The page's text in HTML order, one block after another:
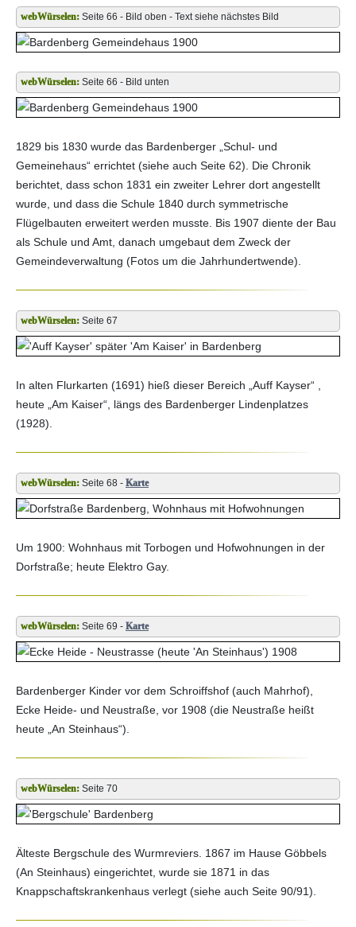
Seite 66 - Bild oben - Text siehe nächstes Bild
Seite 66 - Bild unten
1829 bis 1830 wurde das Bardenberger „Schul- und
Gemeinehaus“ errichtet (siehe auch Seite 62). Die Chronik
berichtet, dass schon 1831 ein zweiter Lehrer dort angestellt
wurde, und dass die Schule 1840 durch symmetrische
Flügelbauten erweitert werden musste. Bis 1907 diente der Bau
als Schule und Amt, danach umgebaut dem Zweck der
Gemeindeverwaltung (Fotos um die Jahrhundertwende).
Seite 67
In alten Flurkarten (1691) hieß dieser Bereich „Auff Kayser“ ,
heute „Am Kaiser“, längs des Bardenberger Lindenplatzes
(1928).
Seite 68 - Karte
Um 1900: Wohnhaus mit Torbogen und Hofwohnungen in der
Dorfstraße; heute Elektro Gay.
Seite 69 - Karte
Bardenberger Kinder vor dem Schroiffshof (auch Mahrhof),
Ecke Heide- und Neustraße, vor 1908 (die Neustraße heißt
heute „An Steinhaus“).
Seite 70
Älteste Bergschule des Wurmreviers. 1867 im Hause Göbbels
(An Steinhaus) eingerichtet, wurde sie 1871 in das
Knappschaftskrankenhaus verlegt (siehe auch Seite 90/91).